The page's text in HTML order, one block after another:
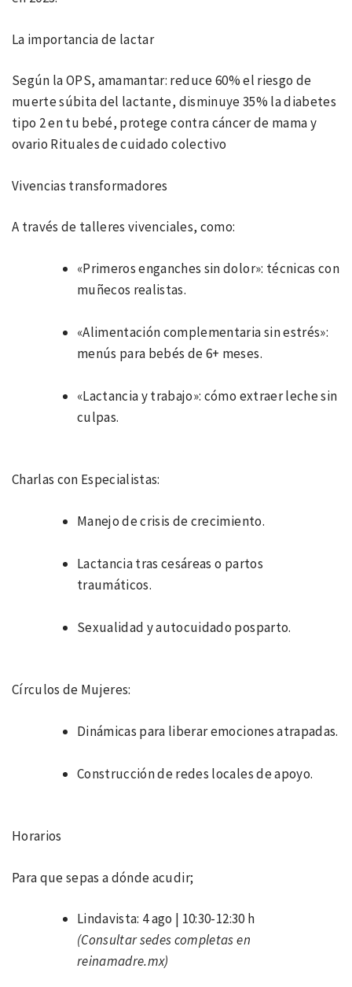
La importancia de lactar
Según la OPS, amamantar: reduce 60% el riesgo de
muerte súbita del lactante, disminuye 35% la diabetes
tipo 2 en tu bebé, protege contra cáncer de mama y
ovario Rituales de cuidado colectivo
Vivencias transformadores
A través de talleres vivenciales, como:
«Primeros enganches sin dolor»: técnicas con
muñecos realistas.
«Alimentación complementaria sin estrés»:
menús para bebés de 6+ meses.
«Lactancia y trabajo»: cómo extraer leche sin
culpas.
Charlas con Especialistas:
Manejo de crisis de crecimiento.
Lactancia tras cesáreas o partos
traumáticos.
Sexualidad y autocuidado posparto.
Círculos de Mujeres:
Dinámicas para liberar emociones atrapadas.
Construcción de redes locales de apoyo.
Horarios
Para que sepas a dónde acudir;
Lindavista: 4 ago | 10:30-12:30 h
(Consultar sedes completas en
reinamadre.mx)